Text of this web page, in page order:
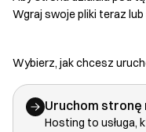
Wgraj swoje pliki teraz
Wybierz, jak chcesz
Uruchom stronę
Hosting to usługa,